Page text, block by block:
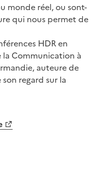
monde réel, ou sont-
qui nous permet de
HDR en
Communication à
auteure de
regard sur la